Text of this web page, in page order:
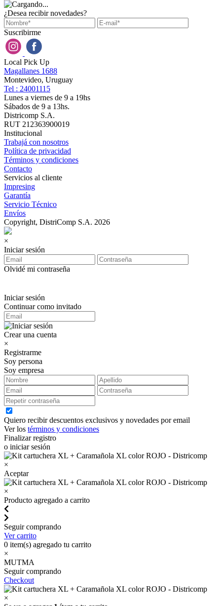
¿Desea recibir novedades?
Suscribirme
Local Pick Up
Magallanes 1688
Montevideo, Uruguay
Tel : 24001115
Lunes a viernes de 9 a 19hs
Sábados de 9 a 13hs.
Districomp S.A.
RUT 212363900019
Institucional
Trabajá con nosotros
Política de privacidad
Términos y condiciones
Contacto
Servicios al cliente
Impresing
Garantía
Servicio Técnico
Envíos
Copyright, DistriComp S.A. 2026
×
Iniciar sesión
Olvidé mi contraseña
Iniciar sesión
Continuar como invitado
Crear una cuenta
×
Registrarme
Soy persona
Soy empresa
Quiero recibir descuentos exclusivos y novedades por email
Ver los términos y condiciones
Finalizar registro
o iniciar sesión
×
Aceptar
×
Producto agregado a carrito
Seguir comprando
Ver carrito
0 item(s) agregado tu carrito
×
MUTMA
Seguir comprando
Checkout
×